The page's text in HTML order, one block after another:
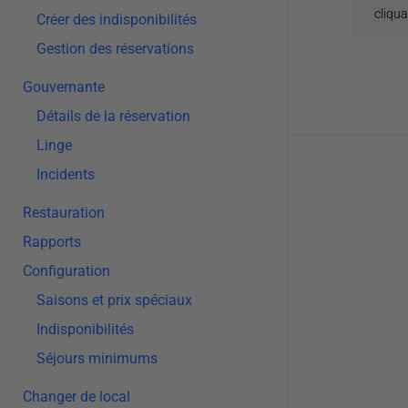
Créer des indisponibilités
Gestion des réservations
Gouvernante
Détails de la réservation
Linge
Incidents
Restauration
Rapports
Configuration
Saisons et prix spéciaux
Indisponibilités
Séjours minimums
Changer de local